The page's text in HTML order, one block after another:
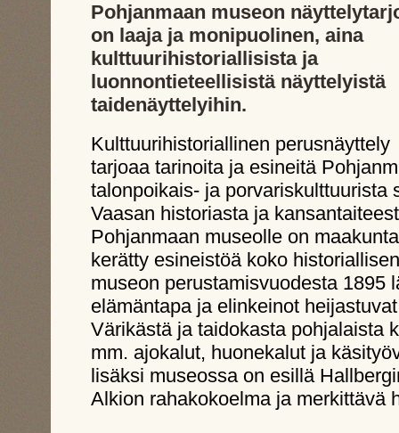
Pohjanmaan museon
on laaja ja monipuolinen, aina
kulttuurihistoriallisista ja
luonnontieteellisistä näyttelyistä
taidenäyttelyihin.
Kulttuurihistoriallinen perusnäyttely
tarjoaa tarinoita ja esineitä
talonpoikais- ja porvariskulttuurista
Vaasan historiasta ja
Pohjanmaan museolle on
kerätty esineistöä koko
museon perustamisvuodesta 1895
elämäntapa ja elinkeinot
Värikästä ja taidokasta pohjalaista
mm. ajokalut, huonekalut ja
lisäksi museossa on esillä
Alkion rahakokoelma ja merkittävä